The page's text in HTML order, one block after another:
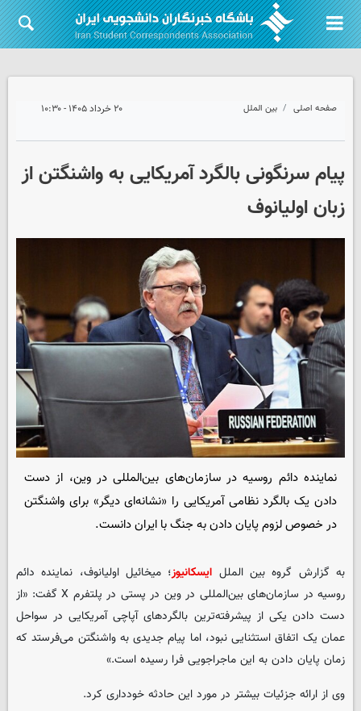
صفحه اصلی بین الملل ۲۰ خرداد ۱۴۰۵ - ۱۰:۳۰
پیام سرنگونی بالگرد آمریکایی به واشنگتن از
زبان اولیانوف
نماینده دائم روسیه در سازمان‌های بین‌المللی در وین، از دست
دادن یک بالگرد نظامی آمریکایی را «نشانه‌ای دیگر» برای واشنگتن
در خصوص لزوم پایان دادن به جنگ با ایران دانست.
به گزارش گروه بین الملل ایسکانیوز؛ میخائیل اولیانوف، نماینده دائم
روسیه در سازمان‌های بین‌المللی در وین در پستی در پلتفرم X گفت: «از
دست دادن یکی از پیشرفته‌ترین بالگردهای آپاچی آمریکایی در سواحل
عمان یک اتفاق استثنایی نبود، اما پیام جدیدی به واشنگتن می‌فرستد که
زمان پایان دادن به این ماجراجویی فرا رسیده است.»
وی از ارائه جزئیات بیشتر در مورد این حادثه خودداری کرد.